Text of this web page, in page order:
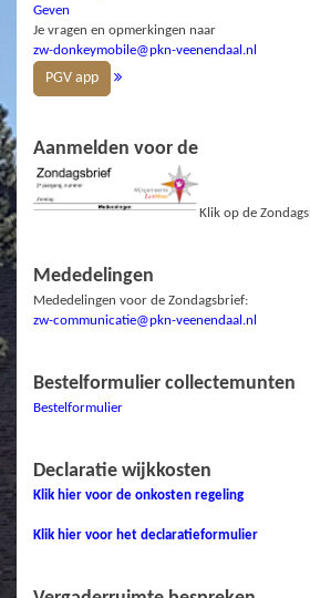
Geven
Je vragen en opmerkingen naar
zw-donkeymobile@pkn-veenendaal.nl
PGV app
Aanmelden voor de
Klik op de
Mededelingen
Mededelingen voor de Zondagsbrief:
zw-communicatie@pkn-veenendaal.nl
Bestelformulier collectemunten
Bestelformulier
Declaratie wijkkosten
Klik hier voor de onkosten regeling
Klik hier voor het declaratieformulier